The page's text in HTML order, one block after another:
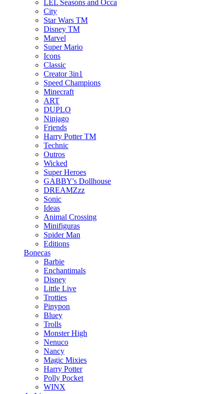
LEL Seasons and Occa
City
Star Wars TM
Disney TM
Marvel
Super Mario
Icons
Classic
Creator 3in1
Speed Champions
Minecraft
ART
DUPLO
Ninjago
Friends
Harry Potter TM
Technic
Outros
Wicked
Super Heroes
GABBY's Dollhouse
DREAMZzz
Sonic
Ideas
Animal Crossing
Minifiguras
Spider Man
Editions
Bonecas
Barbie
Enchantimals
Disney
Little Live
Trotties
Pinypon
Bluey
Trolls
Monster High
Nenuco
Nancy
Magic Mixies
Harry Potter
Polly Pocket
WINX